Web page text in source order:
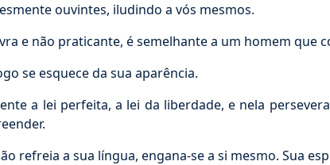
ouvintes, iludindo a vós mesmos.
e não praticante, é semelhante a um homem que
se esquece da sua aparência.
a lei perfeita, a lei da liberdade, e nela
refreia a sua língua, engana-se a si mesmo. Sua